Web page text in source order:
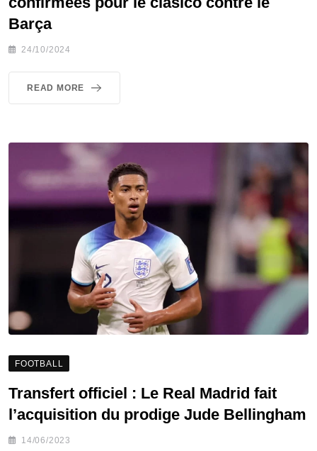
Barça
24/10/2024
READ MORE
FOOTBALL
Transfert officiel : Le Real Madrid fait
l’acquisition du prodige Jude Bellingham
14/06/2023